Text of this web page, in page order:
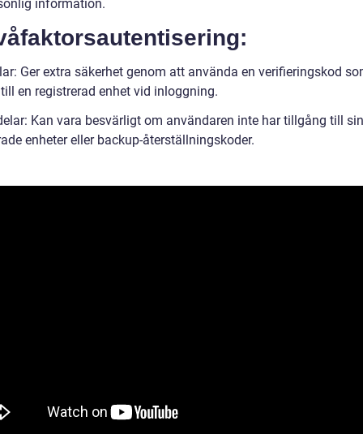
information.
Ger extra säkerhet genom att använda en verifieringskod
en registrerad enhet vid inloggning.
Kan vara besvärligt om användaren inte har tillgång till
enheter eller backup-återställningskoder.